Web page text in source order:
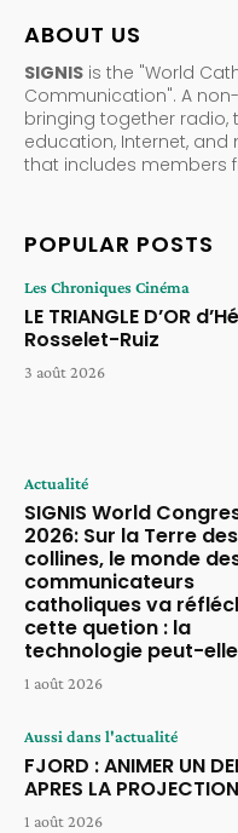
ABOUT US
SIGNIS is the "World
Communication". A
bringing together radio,
education, Internet,
that includes members
POPULAR POSTS
Les Chroniques Cinéma
LE TRIANGLE D’OR
Rosselet-Ruiz
3 août 2026
Actualité
SIGNIS World
2026: Sur la Terre
collines, le monde
communicateurs
catholiques va
cette quetion : la
technologie peut-
1 août 2026
Aussi dans l'actualité
FJORD : ANIMER UN
APRES LA PROJECTION
1 août 2026